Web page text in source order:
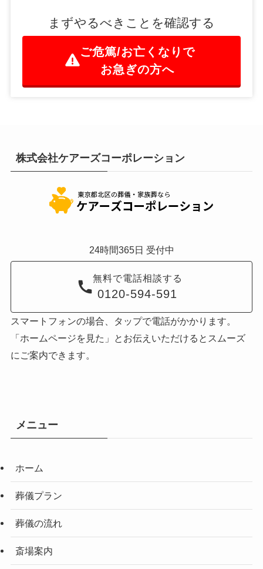
まずやるべきことを確認する
ご危篤/お亡くなりで
お急ぎの方へ
株式会社ケアーズコーポレーション
24時間365日 受付中
無料で電話相談する
0120-594-591
スマートフォンの場合、タップで電話がかかります。
「ホームページを見た」とお伝えいただけるとスムーズ
にご案内できます。
メニュー
ホーム
葬儀プラン
葬儀の流れ
斎場案内